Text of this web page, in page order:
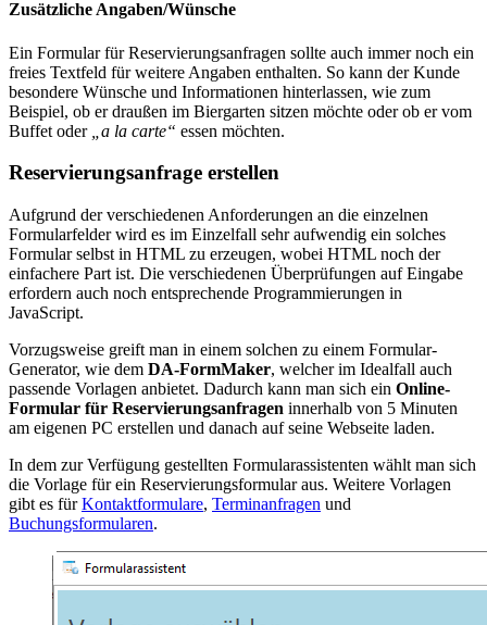
Zusätzliche Angaben/Wünsche
Ein Formular für Reservierungsanfragen sollte auch immer noch ein
freies Textfeld für weitere Angaben enthalten. So kann der Kunde
besondere Wünsche und Informationen hinterlassen, wie zum
Beispiel, ob er draußen im Biergarten sitzen möchte oder ob er vom
Buffet oder
„a la carte“ essen möchten.
Reservierungsanfrage erstellen
Aufgrund der verschiedenen Anforderungen an die einzelnen
Formularfelder wird es im Einzelfall sehr aufwendig ein solches
Formular selbst in HTML zu erzeugen, wobei HTML noch der
einfachere Part ist. Die verschiedenen Überprüfungen auf Eingabe
erfordern auch noch entsprechende Programmierungen in
JavaScript.
Vorzugsweise greift man in einem solchen zu einem Formular-
Generator, wie dem DA-FormMaker, welcher im Idealfall auch
passende Vorlagen anbietet. Dadurch kann man sich ein Online-
Formular für Reservierungsanfragen innerhalb von 5 Minuten
am eigenen PC erstellen und danach auf seine Webseite laden.
In dem zur Verfügung gestellten Formularassistenten wählt man sich
die Vorlage für ein Reservierungsformular aus. Weitere Vorlagen
gibt es fürKontaktformulare, Terminanfragen und
Buchungsformularen.